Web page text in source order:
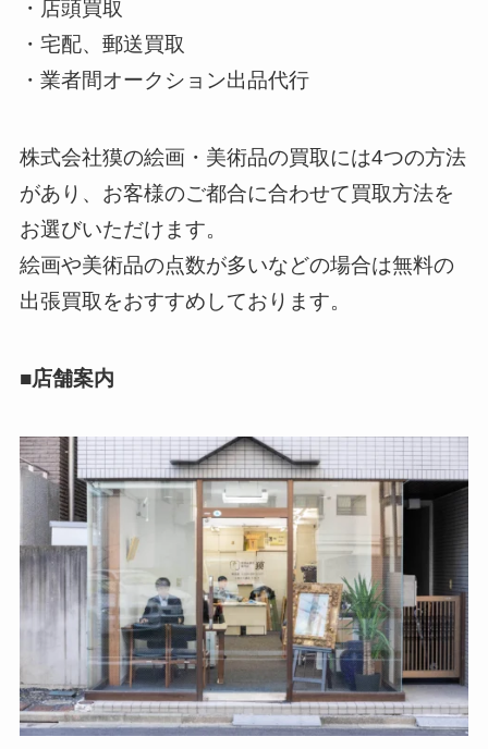
・店頭買取
・宅配、郵送買取
・業者間オークション出品代行
株式会社獏の絵画・美術品の買取には4つの方法
があり、お客様のご都合に合わせて買取方法を
お選びいただけます。
絵画や美術品の点数が多いなどの場合は無料の
出張買取をおすすめしております。
■店舗案内